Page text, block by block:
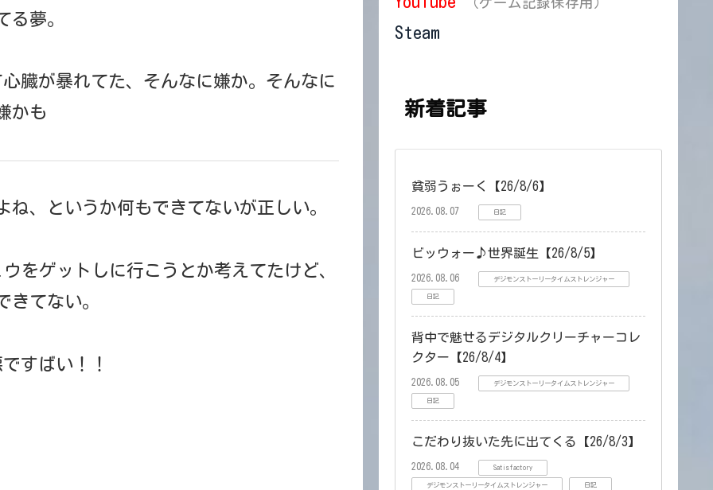
る夢。
臓が暴れてた、そんなに嫌か。そんなに
かも
、というか何もできてないが正しい。
をゲットしに行こうとか考えてたけど、
きてない。
すばい！！
（ゲーム記録保存用）
Steam
新着記事
貧弱うぉーく【26/8/6】
2026.08.07 日記
ビッウォー♪世界誕生【26/8/5】
2026.08.06 デジモンストーリータイムストレンジャー
日記
背中で魅せるデジタルクリーチャーコレ
クター【26/8/4】
2026.08.05 デジモンストーリータイムストレンジャー
日記
こだわり抜いた先に出てくる【26/8/3】
2026.08.04 Satisfactory
デジモンストーリータイムストレンジャー 日記